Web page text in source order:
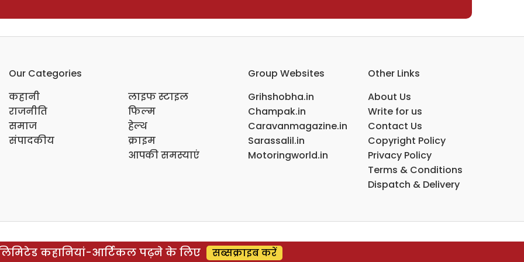
Our Categories
कहानी
राजनीति
समाज
संपादकीय
लाइफ स्टाइल
फिल्म
हेल्थ
क्राइम
आपकी समस्याएं
Group Websites
Grihshobha.in
Champak.in
Caravanmagazine.in
Sarassalil.in
Motoringworld.in
Other Links
About Us
Write for us
Contact Us
Copyright Policy
Privacy Policy
Terms & Conditions
Dispatch & Delivery
कहानियां-आर्टिकल पढ़ने के लिए सब्सक्राइब करें